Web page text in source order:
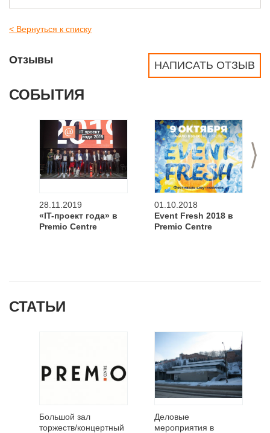
< Вернуться к списку
НАПИСАТЬ ОТЗЫВ
Отзывы
СОБЫТИЯ
>
28.11.2019
«IT-проект года» в
Premio Centre
01.10.2018
Event Fresh 2018 в
Premio Centre
СТАТЬИ
Большой зал
торжеств/концертный
Деловые
мероприятия в